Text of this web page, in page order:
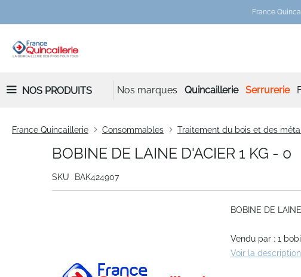
France
NOS PRODUITS Nos marques Quincaillerie Serrurerie
France Quincaillerie Consommables Traitement du bois et des
BOBINE DE LAINE D'ACIER 1 KG - 0
SKU BAK424907
the
BOBINE DE
Vendu par : 1
Voir la